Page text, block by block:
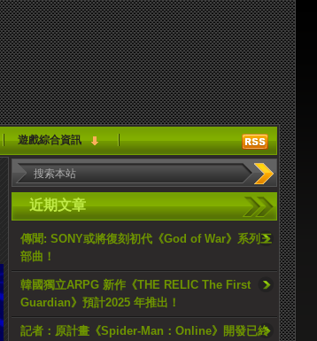
遊戲綜合資訊
近期文章
傳聞: SONY或將復刻初代《God of War》系列三
部曲！
韓國獨立ARPG 新作《THE RELIC The First
Guardian》預計2025 年推出！
記者：原計畫《Spider-Man：Online》開發已終